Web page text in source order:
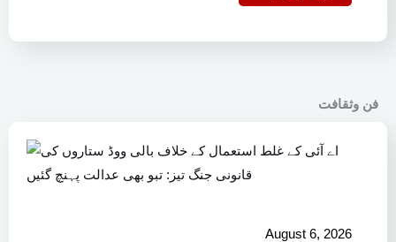
فن وثقافت
August 6, 2026